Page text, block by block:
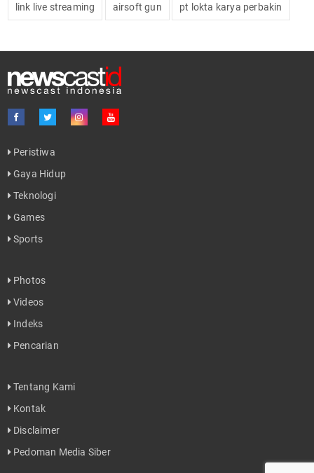
link live streaming airsoft gun pt lokta karya perbakin
Peristiwa
Gaya Hidup
Teknologi
Games
Sports
Photos
Videos
Indeks
Pencarian
Tentang Kami
Kontak
Disclaimer
Pedoman Media Siber